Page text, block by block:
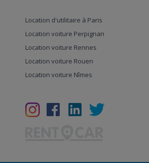
Location d'utilitaire à Paris
Location voiture Perpignan
Location voiture Rennes
Location voiture Rouen
Location voiture Nîmes